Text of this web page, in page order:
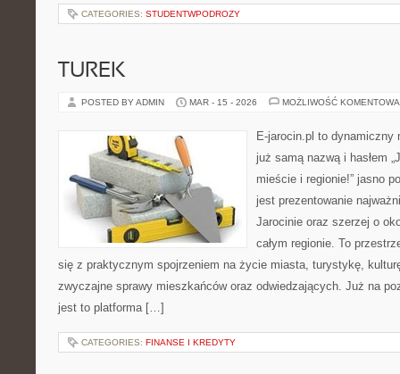
CATEGORIES: STUDENTWPODROZY
TUREK
POSTED BY ADMIN MAR - 15 - 2026 MOŻLIWOŚĆ
E-jarocin.pl to dynamiczny
już samą nazwą i hasłem
mieście i regionie!” jasno
jest prezentowanie
Jarocinie oraz szerzej o
całym regionie. To
się z praktycznym spojrzeniem na życie miasta, turystykę,
zwyczajne sprawy mieszkańców oraz odwiedzających. Już na
jest to platforma […]
CATEGORIES: FINANSE I KREDYTY